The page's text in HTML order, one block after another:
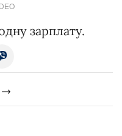
зарплату.